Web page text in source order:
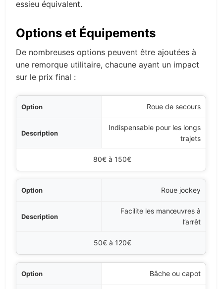
essieu équivalent.
Options et Équipements
De nombreuses options peuvent être ajoutées à
une remorque utilitaire, chacune ayant un impact
sur le prix final :
Roue de secours
Indispensable pour les longs
trajets
80€ à 150€
Roue jockey
Facilite les manœuvres à
l’arrêt
50€ à 120€
Bâche ou capot